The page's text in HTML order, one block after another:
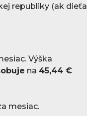
republiky (ak dieťa
Výška
na 45,44 €
mesiac.